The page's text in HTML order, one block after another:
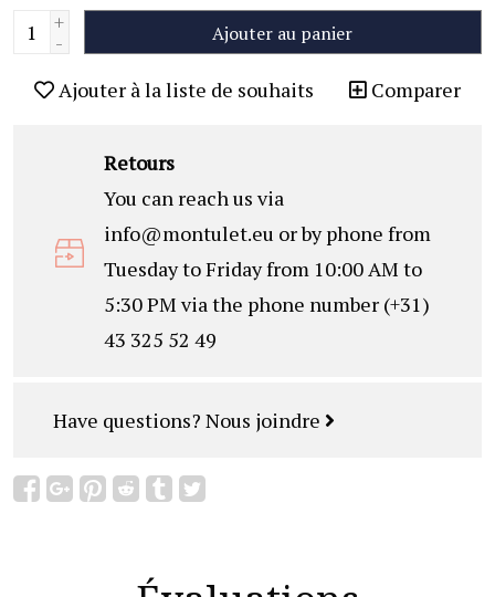
+
- Ajouter au panier
Ajouter à la liste de souhaits Comparer
Retours
You can reach us via
info@montulet.eu or by phone from
Tuesday to Friday from 10:00 AM to
5:30 PM via the phone number (+31)
43 325 52 49
Have questions? Nous joindre